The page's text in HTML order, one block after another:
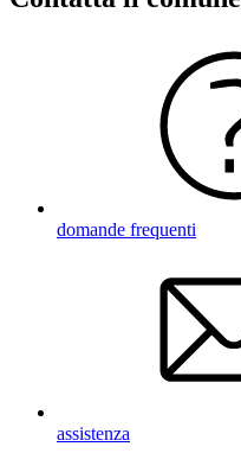
domande frequenti
assistenza